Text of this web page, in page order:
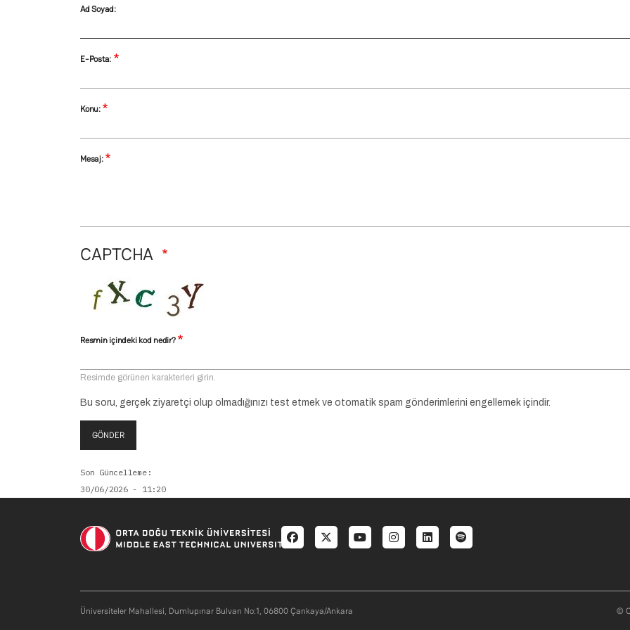
Ad Soyad:
E-Posta:
Konu:
Mesaj:
CAPTCHA
Resmin içindeki kod nedir?
Resimde görünen karakterleri girin.
Bu soru, gerçek ziyaretçi olup olmadığınızı test etmek ve otomatik spam gönderimlerini engellemek içindir.
GÖNDER
Son Güncelleme
30/06/2026 - 11:20
Social menu
Üniversiteler Mahallesi, Dumlupınar Bulvarı No:1, 06800 Çankaya/Ankara ©